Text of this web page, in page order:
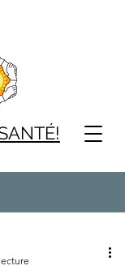
TÉ!